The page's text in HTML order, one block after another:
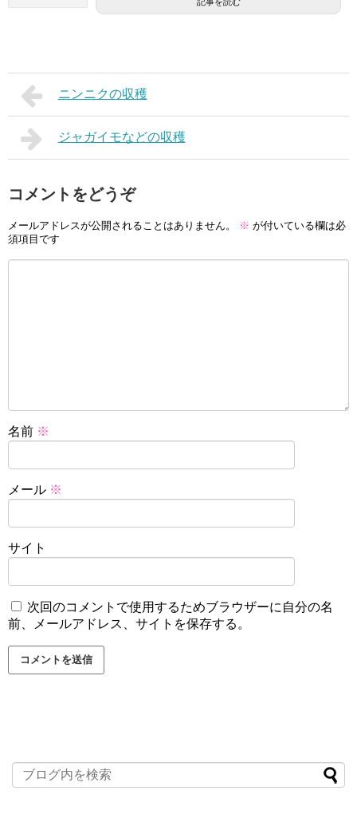
記事を読む
ニンニクの収穫
ジャガイモなどの収穫
コメントをどうぞ
メールアドレスが公開されることはありません。 ※ が付いている欄は必
須項目です
名前 ※
メール ※
サイト
次回のコメントで使用するためブラウザーに自分の名
前、メールアドレス、サイトを保存する。